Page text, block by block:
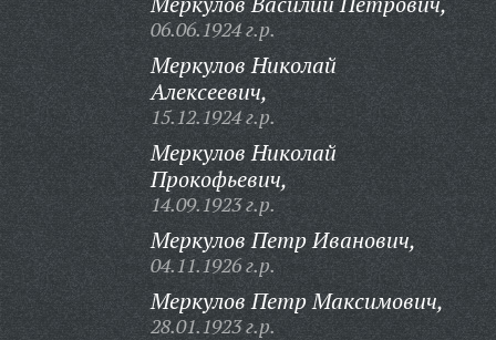
06.06.1924 г.р.
Меркулов Николай
Алексеевич,
15.12.1924 г.р.
Меркулов Николай
Прокофьевич,
14.09.1923 г.р.
Меркулов Петр Иванович,
04.11.1926 г.р.
Меркулов Петр Максимович,
28.01.1923 г.р.